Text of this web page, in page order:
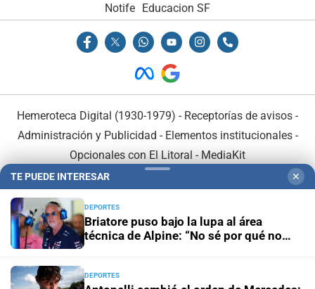
Notife Educacion SF
Hemeroteca Digital (1930-1979) - Receptorías de avisos -
Administración y Publicidad - Elementos institucionales-
Opcionales con El Litoral - MediaKit
En Asociación con:
TE PUEDE INTERESAR ✕
DEPORTES
Briatore puso bajo la lupa al área
técnica de Alpine: “No sé por qué no
DEPORTES